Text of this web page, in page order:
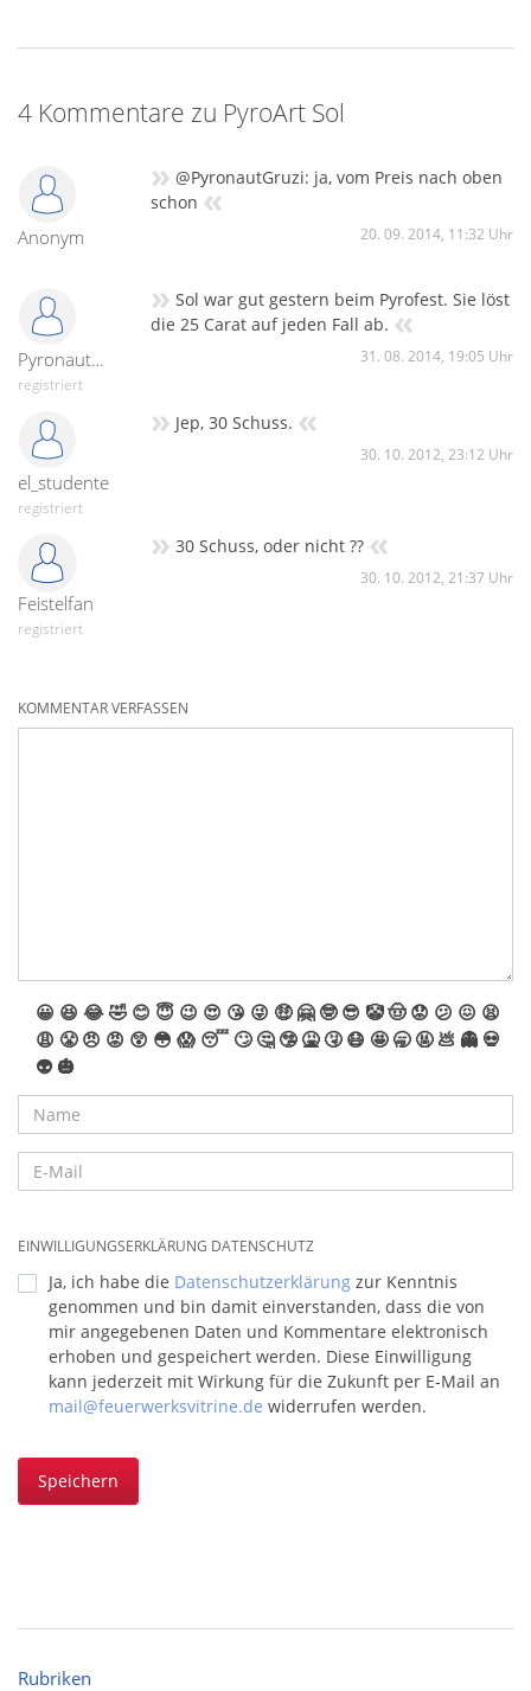
4 Kommentare zu PyroArt Sol
Anonym
» @PyronautGruzi: ja, vom Preis nach oben
schon «
20. 09. 2014, 11:32 Uhr
PyronautGruzi
registriert
» Sol war gut gestern beim Pyrofest. Sie löst
die 25 Carat auf jeden Fall ab. «
31. 08. 2014, 19:05 Uhr
el_studente
registriert
» Jep, 30 Schuss. «
30. 10. 2012, 23:12 Uhr
Feistelfan
registriert
» 30 Schuss, oder nicht ?? «
30. 10. 2012, 21:37 Uhr
KOMMENTAR VERFASSEN
😀 😆 😂🤣 😊 😇 😉 😍 😘 😜 🤑 🤗 🤓 😎 🤡🤠 😟 😕 😖 😫
😩 😤 😠 😡 😲 😳 😱 😴 🙄 🤔 🤥 🤮 🤧 😷 🤩 🥱 🤬 💩 👻 💀
👽 🎃
EINWILLIGUNGSERKLÄRUNG DATENSCHUTZ
Ja, ich habe die Datenschutzerklärung zur Kenntnis
genommen und bin damit einverstanden, dass die von
mir angegebenen Daten und Kommentare elektronisch
erhoben und gespeichert werden. Diese Einwilligung
kann jederzeit mit Wirkung für die Zukunft per E-Mail an
mail@feuerwerksvitrine.de widerrufen werden.
Speichern
Rubriken